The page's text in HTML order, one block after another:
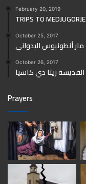
February 20, 2019
TRIPS TO MEDJUGORJE
October 25, 2017
أنطونيوس البدواني
October 26, 2017
ريتا دي كاسيا
Prayers